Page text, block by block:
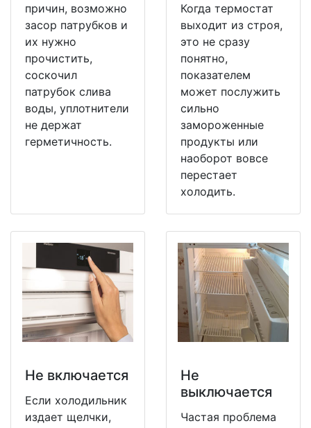
причин, возможно
засор патрубков и
их нужно
прочистить,
соскочил
патрубок слива
воды, уплотнители
не держат
герметичность.
Когда термостат
выходит из строя,
это не сразу
понятно,
показателем
может послужить
сильно
замороженные
продукты или
наоборот вовсе
перестает
холодить.
Не включается
Если холодильник
издает щелчки,
Не
выключается
Частая проблема